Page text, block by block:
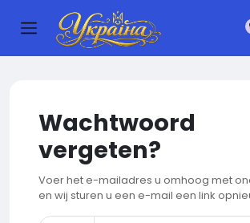
Wachtwoord
vergeten?
Voer het e-mailadres u omhoog met
en wij sturen u een e-mail een link